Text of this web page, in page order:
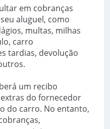
em cobranças
aluguel, como
multas, milhas
carro
tardias, devolução
um recibo
do fornecedor
do carro. No entanto,